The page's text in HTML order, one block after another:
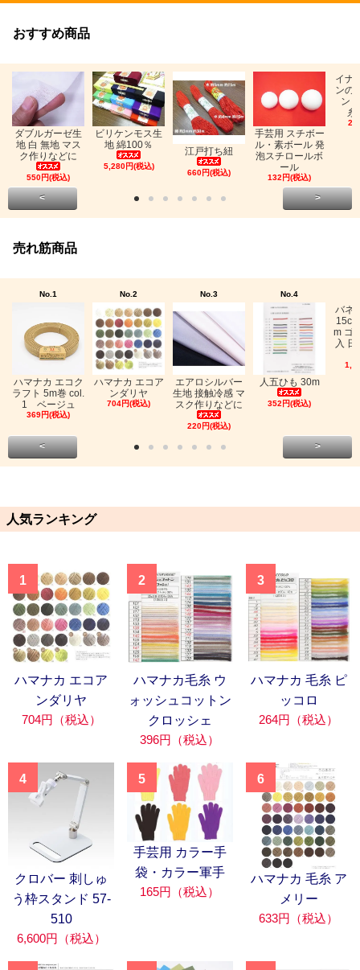
おすすめ商品
ダブルガーゼ生
地 白 無地 マス
ク作りなどに
550円(税込)
ビリケンモス生
地 綿100％
5,280円(税込)
江戸打ち紐
660円(税込)
手芸用 スチボー
ル・素ボール 発
泡スチロールボ
ール
132円(税込)
イナ
ンの
ン
糸
< >
売れ筋商品
No.1
ハマナカ エコク
ラフト 5m巻 col.
1 ベージュ
369円(税込)
No.2
ハマナカ エコア
ンダリヤ
704円(税込)
No.3
エアロシルバー
生地 接触冷感 マ
スク作りなどに
220円(税込)
No.4
人五ひも 30m
352円(税込)
バネ
m ゴ
入
< >
人気ランキング
1
ハマナカ エコア
ンダリヤ
704円（税込）
2
ハマナカ毛糸 ウ
ォッシュコットン
クロッシェ
396円（税込）
3
ハマナカ 毛糸 ピ
ッコロ
264円（税込）
4
クロバー 刺しゅ
う枠スタンド 57-
510
6,600円（税込）
5
手芸用 カラー手
袋・カラー軍手
165円（税込）
6
ハマナカ 毛糸 ア
メリー
633円（税込）